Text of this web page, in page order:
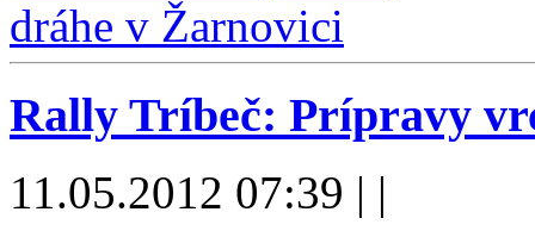
Rally Tríbeč: Prípravy
11.05.2012 07:39 | |